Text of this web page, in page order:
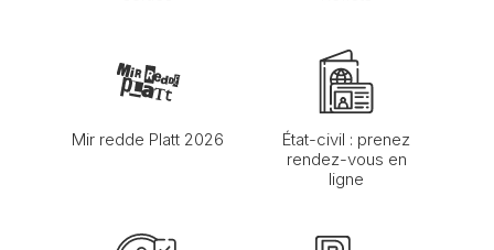
Mir redde Platt 2026
État-civil : prenez
rendez-vous en
ligne